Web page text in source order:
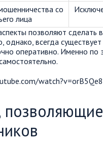
со
лица
позволяют сделать
однако, всегда
оперативно. Именно